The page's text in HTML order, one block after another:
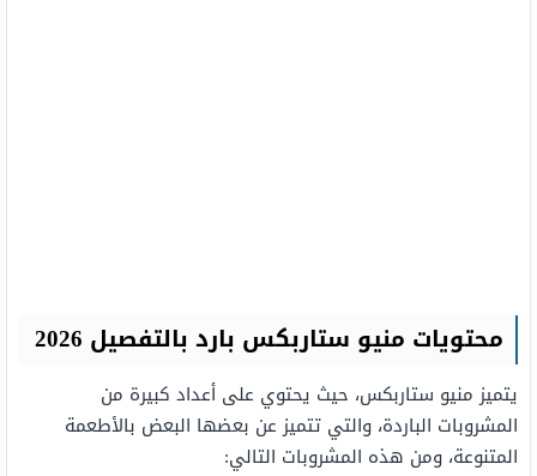
محتويات منيو ستاربكس بارد بالتفصيل 2026
يتميز منيو ستاربكس، حيث يحتوي على أعداد كبيرة من
المشروبات الباردة، والتي تتميز عن بعضها البعض بالأطعمة
المتنوعة، ومن هذه المشروبات التالي: